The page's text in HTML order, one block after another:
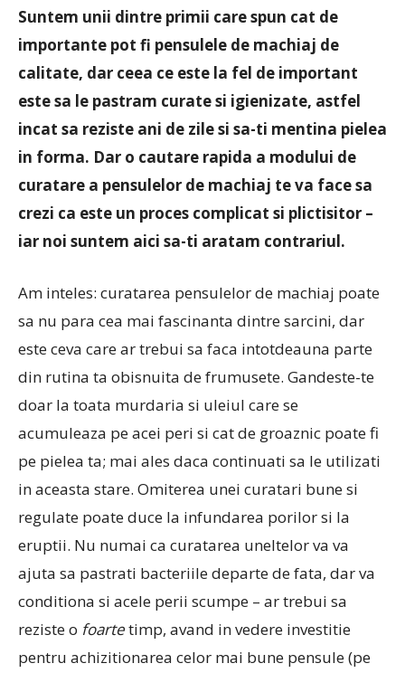
Suntem unii dintre primii care spun cat de
importante pot fi pensulele de machiaj de
calitate, dar ceea ce este la fel de important
este sa le pastram curate si igienizate, astfel
incat sa reziste ani de zile si sa-ti mentina pielea
in forma. Dar o cautare rapida a modului de
curatare a pensulelor de machiaj te va face sa
crezi ca este un proces complicat si plictisitor –
iar noi suntem aici sa-ti aratam contrariul.
Am inteles: curatarea pensulelor de machiaj poate
sa nu para cea mai fascinanta dintre sarcini, dar
este ceva care ar trebui sa faca intotdeauna parte
din rutina ta obisnuita de frumusete. Gandeste-te
doar la toata murdaria si uleiul care se
acumuleaza pe acei peri si cat de groaznic poate fi
pe pielea ta; mai ales daca continuati sa le utilizati
in aceasta stare. Omiterea unei curatari bune si
regulate poate duce la infundarea porilor si la
eruptii. Nu numai ca curatarea uneltelor va va
ajuta sa pastrati bacteriile departe de fata, dar va
conditiona si acele perii scumpe – ar trebui sa
reziste o foartetimp, avand in vedere investitie
pentru achizitionarea celor mai bune pensule (pe